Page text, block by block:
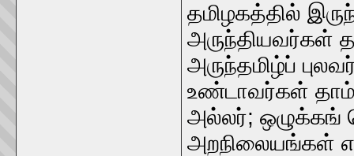
தமிழகத்தில்‌
அருந்தியவர்கள்‌
அருந்‌தமிழ்ப்‌
உண்டாவர்கள்‌
அல்லர்‌; ஒழுக்கங்‌
அறநிலையங்கள்‌